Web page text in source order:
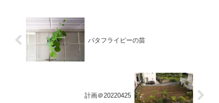
バタフライピーの苗
計画＠20220425